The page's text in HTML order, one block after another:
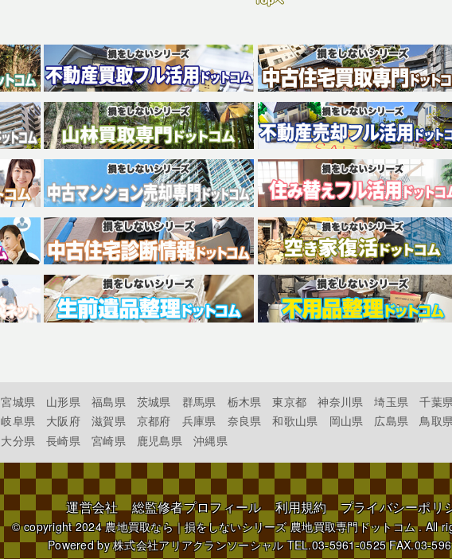
宮城県 山形県 福島県 茨城県 群馬県 栃木県 東京都 神奈川県 埼玉県 千葉県
岐阜県 大阪府 滋賀県 京都府 兵庫県 奈良県 和歌山県 岡山県 広島県 鳥取
大分県 長崎県 宮崎県 鹿児島県 沖縄県
運営会社 総監修者プロフィール 利用規約 プライバシーポリ
© copyright 2024農地買取なら｜損をしないシリーズ 農地買取専門ドットコム. All
Powered by株式会社アリアクランソーシャルTEL.03-5961-0525 FAX.03-